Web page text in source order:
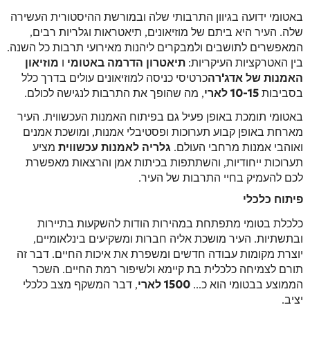
באטומי ידועה בגיוון התרבותי שלה ובמורשת ההיסטורית העשירה
שלה. העיר היא ביתם של מוזיאונים, תיאטראות וגלריות רבים,
המאפשרים לתושבים ולמבקרים ליהנות מאירועי תרבות כל השנה.
בין האטרקציות העיקריות: תיאטרון הדרמה באטומי ו מוזיאון
האמנות של אדג'רהכרטיסי כניסה למוזיאונים עולים בדרך כלל
בסביבות 10-15 לארי
, מה שהופך את התרבות לנגישה לכולם.
באטומי תומכת באופן פעיל גם בפיתוח האמנות העכשווית. העיר
מארחת באופן קבוע תערוכות ופסטיבלי אמנות, ומושכת אמנים
ואוהבי אמנות מרחבי העולם. גלריה לאמנות עכשווית מציע
תערוכות ייחודיות, והשתתפות בכיתות אמן והרצאות מאפשרת
לכם להעמיק בחיי התרבות של העיר.
פיתוח כלכלי
כלכלת בטומי מתפתחת במהירות הודות להשקעות בתיירות
ובתשתיות. העיר מושכת אליה חברות ומשקיעים בינלאומיים,
יוצרת מקומות עבודה חדשים ומשפרת את איכות החיים. דבר זה
תורם לצמיחה כלכלית בת קיימא ולשיפור רמת החיים. השכר
הממוצע בבטומי הוא כ... 1500 לארי
, דבר המשקף מצב כלכלי
יציב.